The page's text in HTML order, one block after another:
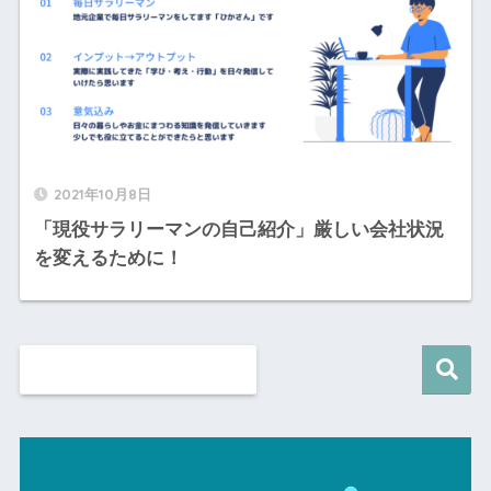
2021年10月8日
「現役サラリーマンの自己紹介」厳しい会社状況
を変えるために！